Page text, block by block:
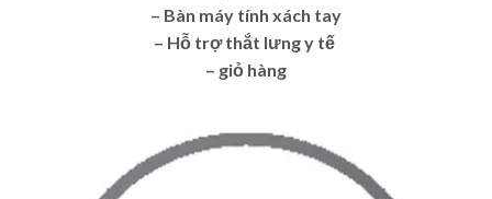
– Bàn máy tính xách tay
– Hỗ trợ thắt lưng y tế
– giỏ hàng